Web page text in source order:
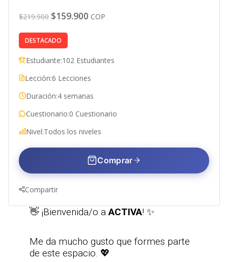
👋 ¡Bienvenida/o aACTIVA! ✨
Me da mucho gusto que formes parte
de este espacio. 💖
$219.900 $159.900 COP
DESTACADO
Estudiante:102 Estudiantes
Lección:6 Lecciones
Duración:4 semanas
Cuestionario:0 Cuestionario
Nivel:Todos los niveles
Comprar
Compartir